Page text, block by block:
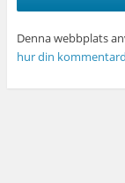
Denna webbplats
hur din